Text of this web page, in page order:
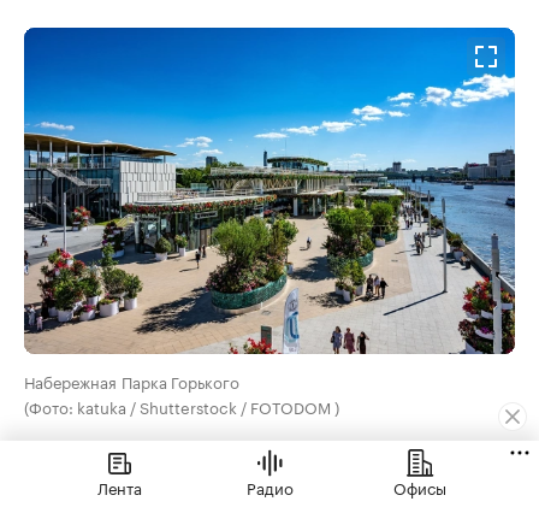
Набережная Парка Горького
(Фото: katuka / Shutterstock / FOTODOM )
В номинации
«Столичное благоустройство»
лучшим назвали комплексное благоустройство
Лента Радио Офисы